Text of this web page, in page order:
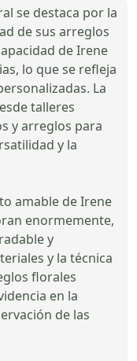
se destaca por la
de sus arreglos
de Irene
lo que se refleja
La
talleres
y arreglos para
y la
amable de Irene
enormemente,
y
y la técnica
florales
en la
de las